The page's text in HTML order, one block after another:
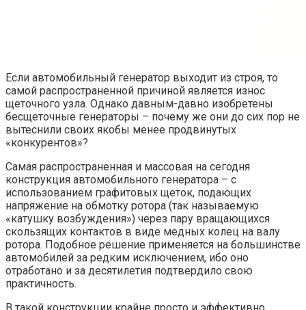
Если автомобильный генератор выходит из строя, то
самой распространенной причиной является износ
щеточного узла. Однако давным-давно изобретены
бесщеточные генераторы – почему же они до сих пор не
вытеснили своих якобы менее продвинутых
«конкурентов»?
Самая распространенная и массовая на сегодня
конструкция автомобильного генератора – с
использованием графитовых щеток, подающих
напряжение на обмотку ротора (так называемую
«катушку возбуждения») через пару вращающихся
скользящих контактов в виде медных колец на валу
ротора. Подобное решение применяется на большинстве
автомобилей за редким исключением, ибо оно
отработано и за десятилетия подтвердило свою
практичность.